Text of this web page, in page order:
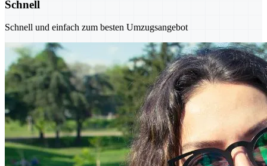
Schnell
Schnell und einfach zum besten Umzugsangebot